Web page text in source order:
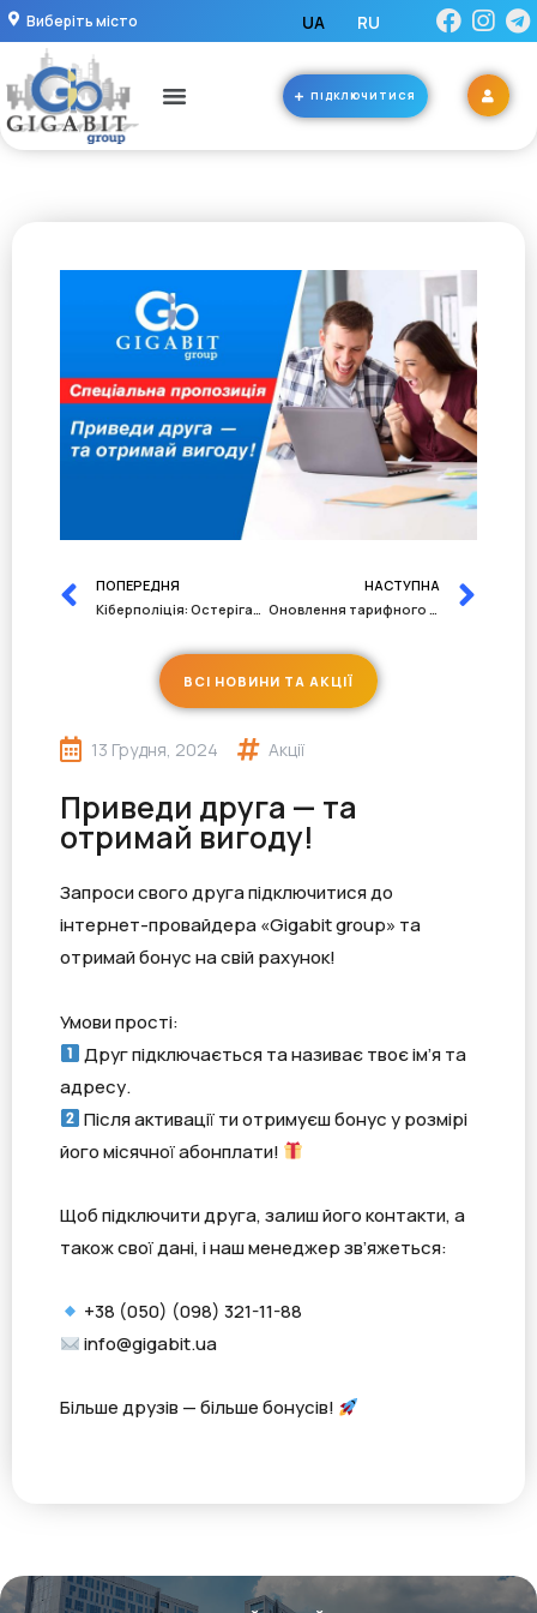
Виберіть місто UA RU
ПІДКЛЮЧИТИСЯ
ПОПЕРЕДНЯ
НАСТУПНА
ВСІ НОВИНИ ТА АКЦІЇ
13 Грудня, 2024 Акції
Приведи друга — та
отримай вигоду!
Запроси свого друга підключитися до
інтернет-провайдера «Gigabit group» та
отримай бонус на свій рахунок!
Умови прості:
Друг підключається та називає твоє ім’я та
адресу.
Після активації ти отримуєш бонус у розмірі
його місячної абонплати!
Щоб підключити друга, залиш його контакти, а
також свої дані, і наш менеджер зв’яжеться:
+38 (050) (098) 321-11-88
info@gigabit.ua
Більше друзів — більше бонусів!